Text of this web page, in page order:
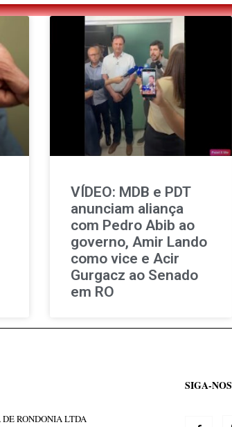
VÍDEO: MDB e PDT
anunciam aliança
com Pedro Abib ao
governo, Amir Lando
como vice e Acir
Gurgacz ao Senado
em RO
RONDONIA LTDA
SIGA-NOS